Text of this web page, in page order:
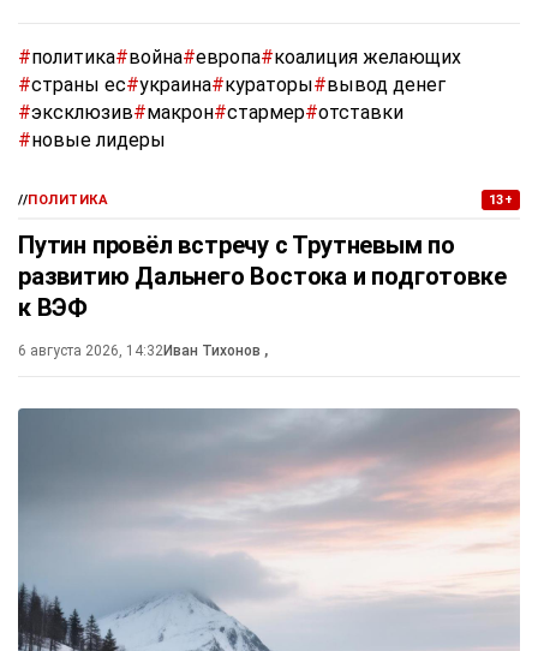
#политика#война#европа#коалиция желающих
#страны ес#украина#кураторы#вывод денег
#эксклюзив#макрон#стармер#отставки
#новые лидеры
//ПОЛИТИКА 13+
Путин провёл встречу с Трутневым по
развитию Дальнего Востока и подготовке
к ВЭФ
6 августа 2026, 14:32Иван Тихонов ,